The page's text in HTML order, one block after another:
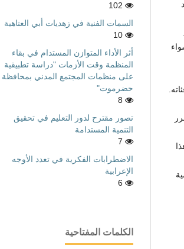
السمات الفنية في زهديات أبي العتاهية
أثر الأداء المتوازن المستدام في بقاء
المنظمة وقت الأزمات "دراسة تطبيقية
على منظمات المجتمع المدني بمحافظة
حضرموت"
تصور مقترح لدور التعليم في تحقيق
التنمية المستدامة
الاضطرابات الفكرية في تعدد الأوجه
الإعرابية
الكلمات المفتاحية